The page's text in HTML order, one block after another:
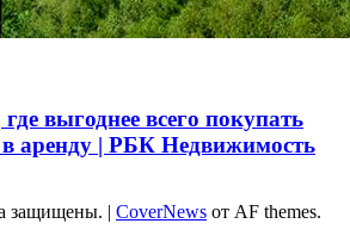
выгоднее всего покупать
аренду | РБК Недвижимость
защищены. | CoverNews от AF themes.